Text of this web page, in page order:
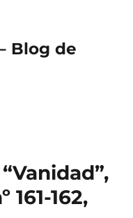
Blog de
161-162,